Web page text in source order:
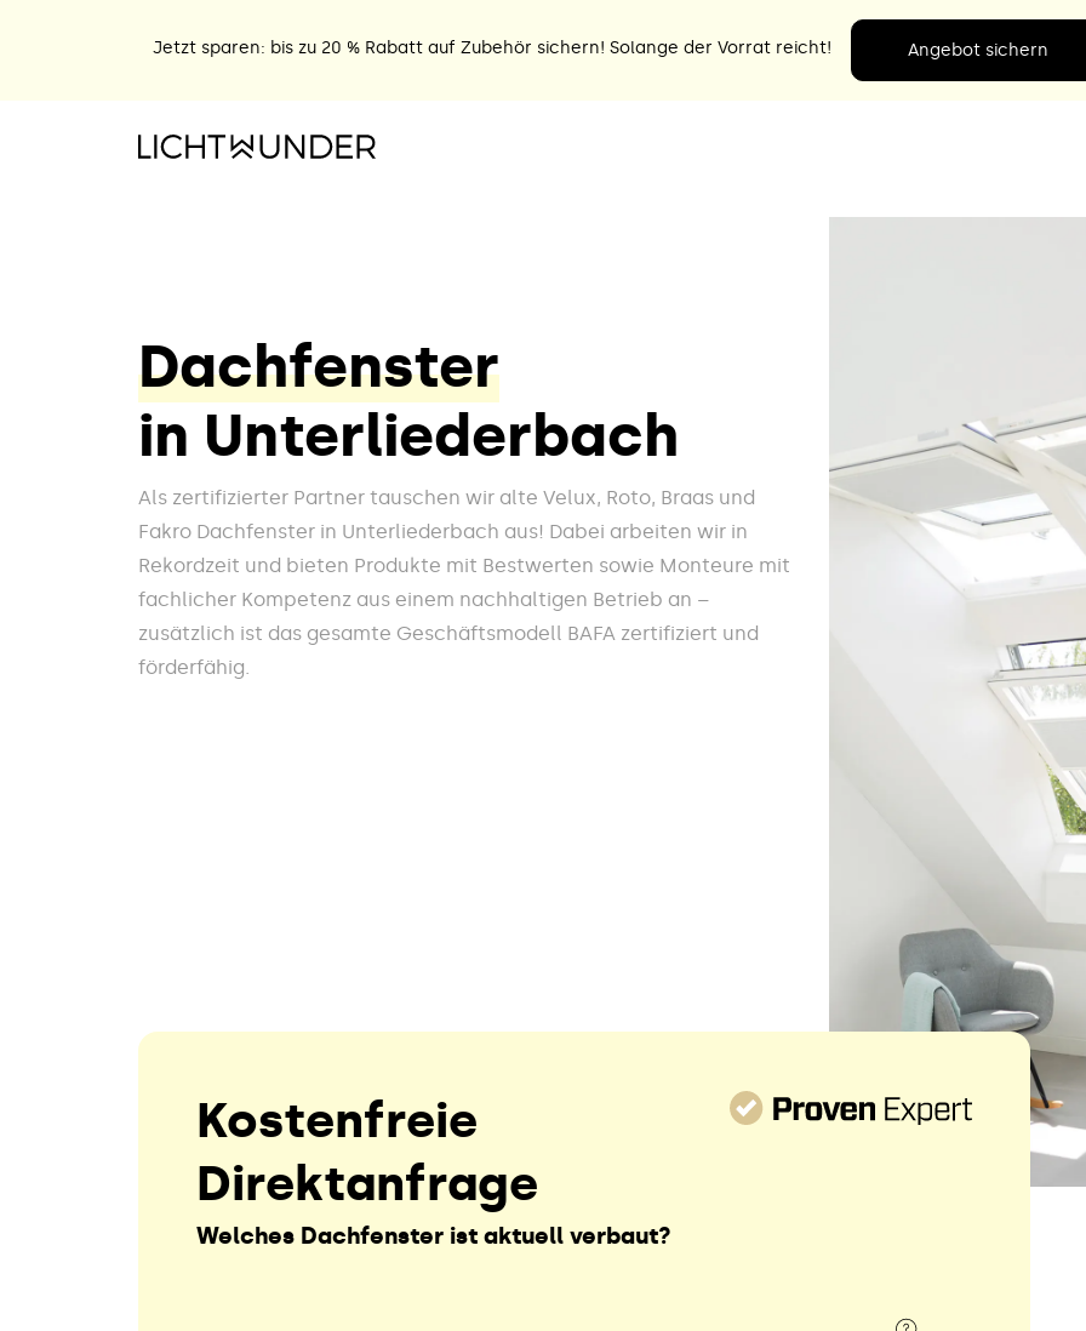
Jetzt sparen: bis zu 20 % Rabatt auf Zubehör sichern! Solange der Vorrat reicht! Angebot sichern
Dachfenster
in Unterliederbach
Als zertifizierter Partner tauschen wir alte Velux, Roto, Braas und
Fakro Dachfenster in Unterliederbach aus! Dabei arbeiten wir in
Rekordzeit und bieten Produkte mit Bestwerten sowie Monteure mit
fachlicher Kompetenz aus einem nachhaltigen Betrieb an –
zusätzlich ist das gesamte Geschäftsmodell BAFA zertifiziert und
förderfähig.
Kostenfreie
Direktanfrage
Welches Dachfenster ist aktuell verbaut?